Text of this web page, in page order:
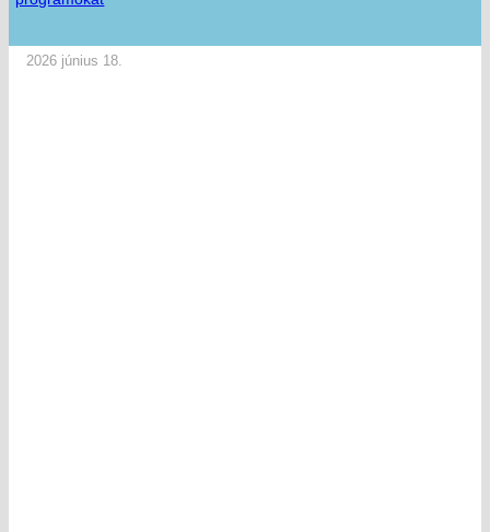
2026 június 18.